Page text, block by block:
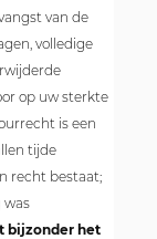
van de
volledige
op uw sterkte
is een
tijde
recht bestaat;
was
bijzonder het